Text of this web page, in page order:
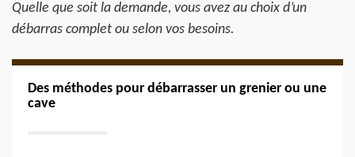
Quelle que soit la demande, vous avez au choix d’un
débarras complet ou selon vos besoins.
Des méthodes pour débarrasser un grenier ou une
cave